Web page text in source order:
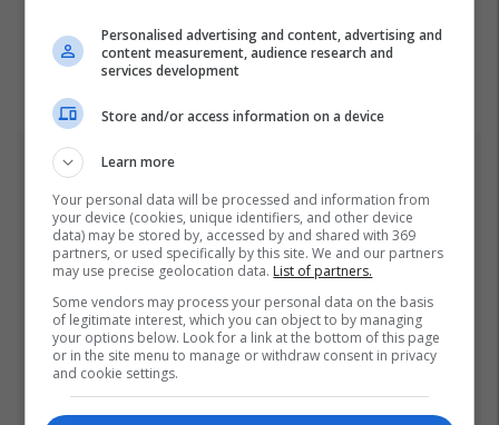
Top 5
Fjalët e para të Joshuas
pas fitores me nokaut ndaj
Kristian Prengës
26/07/2026
Pesë ditë pas marrjes së
ukrainase urdhëron
Personalised advertising and content, advertising and
content measurement, audience research and
services development
Store and/or access information on a device
Learn more
Your personal data will be processed and information from
your device (cookies, unique identifiers, and other device
data) may be stored by, accessed by and shared with 369
partners, or used specifically by this site. We and our partners
may use precise geolocation data. List of partners.
Some vendors may process your personal data on the basis
of legitimate interest, which you can object to by managing
your options below. Look for a link at the bottom of this page
or in the site menu to manage or withdraw consent in privacy
and cookie settings.